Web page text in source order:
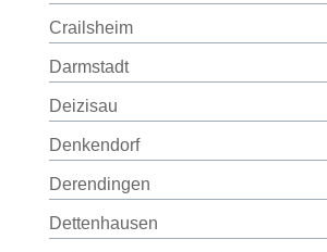
Crailsheim
Darmstadt
Deizisau
Denkendorf
Derendingen
Dettenhausen